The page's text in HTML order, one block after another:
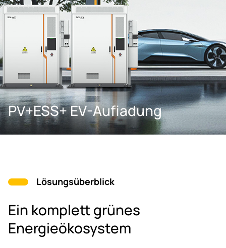
PV+ESS+ EV-Aufiadung
Lösungsüberblick
Ein komplett grünes
Energieökosystem